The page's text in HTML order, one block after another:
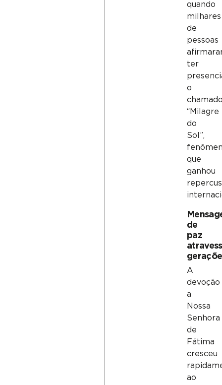
quando
milhares
de
pessoas
ter
o
“Milagre
do
Sol”,
que
ganhou
de
paz
A
devoção
a
Nossa
Senhora
de
Fátima
cresceu
ao